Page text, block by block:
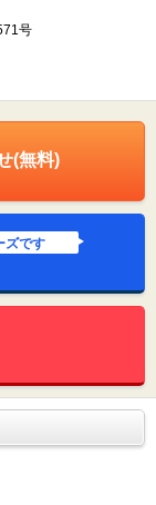
号
(無料)
ズです